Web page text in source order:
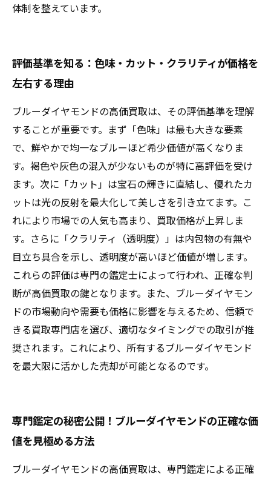
体制を整えています。
評価基準を知る：色味・カット・クラリティが価格を
左右する理由
ブルーダイヤモンドの高価買取は、その評価基準を理解
することが重要です。まず「色味」は最も大きな要素
で、鮮やかで均一なブルーほど希少価値が高くなりま
す。褐色や灰色の混入が少ないものが特に高評価を受け
ます。次に「カット」は宝石の輝きに直結し、優れたカ
ットは光の反射を最大化して美しさを引き立てます。こ
れにより市場での人気も高まり、買取価格が上昇しま
す。さらに「クラリティ（透明度）」は内包物の有無や
目立ち具合を示し、透明度が高いほど価値が増します。
これらの評価は専門の鑑定士によって行われ、正確な判
断が高価買取の鍵となります。また、ブルーダイヤモン
ドの市場動向や需要も価格に影響を与えるため、信頼で
きる買取専門店を選び、適切なタイミングでの取引が推
奨されます。これにより、所有するブルーダイヤモンド
を最大限に活かした売却が可能となるのです。
専門鑑定の秘密公開！ブルーダイヤモンドの正確な価
値を見極める方法
ブルーダイヤモンドの高価買取は、専門鑑定による正確